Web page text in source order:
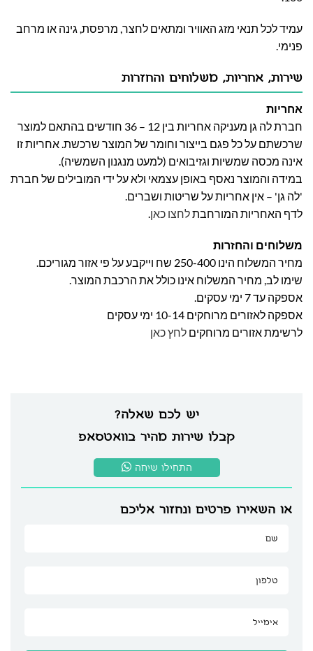
עמיד לכל תנאי מזג האוויר ומתאים לחצר, מרפסת, גינה או מרחב
פנימי.
יש לכם שאלה?
קבלו שירות מהיר בוואטסאפ
התחילו שיחה
או השאירו פרטים ונחזור אליכם
שירות, אחריות, משלוחים והחזרות
אחריות
חברת לה גן מעניקה אחריות בין 12 – 36 חודשים בהתאם למוצר
שרכשתם על כל פגם בייצור וחומר של המוצר שרכשת. אחריות זו
אינה מכסה שמשיות וגזיבואים (למעט מנגנון השמשיה).
במידה והמוצר נאסף באופן עצמאי ולא על ידי המובילים של חברת
'לה גן' – אין אחריות על שריטות ושברים.
לדף האחריות המורחבתלחצו כאן.
משלוחים והחזרות
מחיר המשלוח הינו 250-400 שח וייקבע על פי אזור מגוריכם.
שימו לב, מחיר המשלוח אינו כולל את הרכבת המוצר.
אספקה עד 7 ימי עסקים.
אספקה לאזורים מרוחקים 10-14 ימי עסקים
לרשימת אזורים מרוחקים לחץ כאן